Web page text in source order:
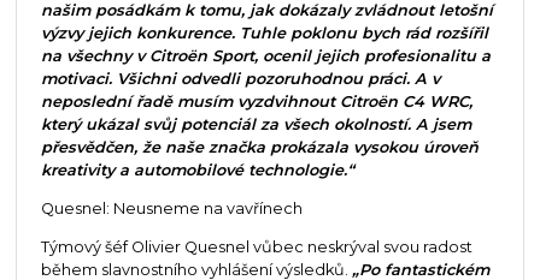
našim posádkám k tomu, jak dokázaly zvládnout letošní
výzvy jejich konkurence. Tuhle poklonu bych rád rozšířil
na všechny v Citroën Sport, ocenil jejich profesionalitu a
motivaci. Všichni odvedli pozoruhodnou práci. A v
neposlední řadě musím vyzdvihnout Citroën C4 WRC,
který ukázal svůj potenciál za všech okolností. A jsem
přesvědčen, že naše značka prokázala vysokou úroveň
kreativity a automobilové technologie.“
Quesnel: Neusneme na vavřínech
Týmový šéf Olivier Quesnel vůbec neskrýval svou radost
během slavnostního vyhlášení výsledků. „Po fantastickém